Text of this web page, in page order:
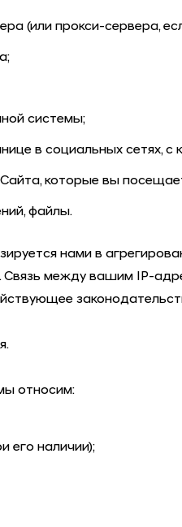
(или прокси-сервера,
системы;
в социальных сетях,
которые вы
файлы.
нами в
между вашим IP-
относим:
его наличии);